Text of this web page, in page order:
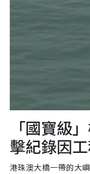
「國寶級
擊紀錄因
港珠澳大橋一帶的大